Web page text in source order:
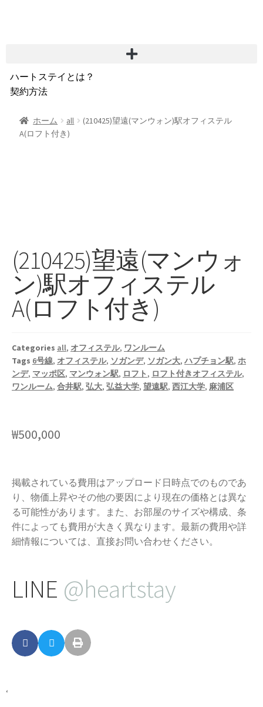
ハートステイとは？
契約方法
サービス費用
よくある質問
ホーム all
(210425)望遠(マンウォン)駅オフィステル
A(ロフト付き)
(210425)望遠(マンウォ
ン)駅オフィステル
A(ロフト付き)
Categories all, オフィステル, ワンルーム
Tags 6号線, オフィステル, ソガンデ, ソガン大, ハプチョン駅, ホ
ンデ, マッポ区, マンウォン駅, ロフト , ロフト付きオフィステル,
ワンルーム, 合井駅, 弘大, 弘益大学, 望遠駅, 西江大学, 麻浦区
₩500,000
掲載されている費用はアップロード日時点でのものであ
り、物価上昇やその他の要因により現在の価格とは異な
る可能性があります。また、お部屋のサイズや構成、条
件によっても費用が大きく異なります。最新の費用や詳
細情報については、直接お問い合わせください。
LINE @heartstay
‘